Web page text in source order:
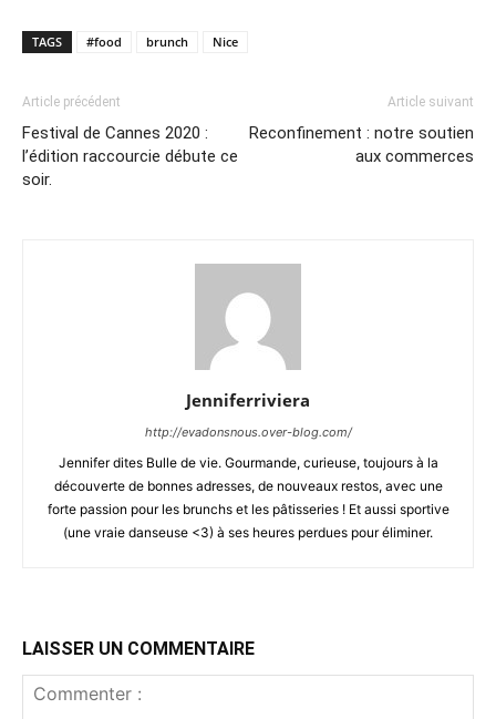
TAGS #food brunch Nice
Article précédent
Festival de Cannes 2020 :
l’édition raccourcie débute ce
soir.
Article suivant
Reconfinement : notre soutien
aux commerces
Jenniferriviera
http://evadonsnous.over-blog.com/
Jennifer dites Bulle de vie. Gourmande, curieuse, toujours à la
découverte de bonnes adresses, de nouveaux restos, avec une
forte passion pour les brunchs et les pâtisseries ! Et aussi sportive
(une vraie danseuse <3) à ses heures perdues pour éliminer.
LAISSER UN COMMENTAIRE